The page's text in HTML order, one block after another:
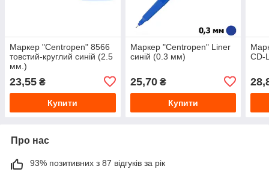
Маркер "Centropen" 8566
товстий-круглий синій (2.5
мм.)
23,55 ₴
Купити
Маркер "Centropen" Liner
синій (0.3 мм)
25,70₴
Купити
CD-
Про нас
93% позитивних з 87 відгуків за рік